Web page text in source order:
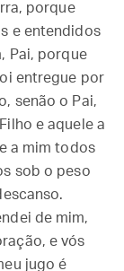
porque
e entendidos
Pai, porque
entregue por
senão o Pai,
e aquele a
a mim todos
sob o peso
de mim,
e vós
jugo é